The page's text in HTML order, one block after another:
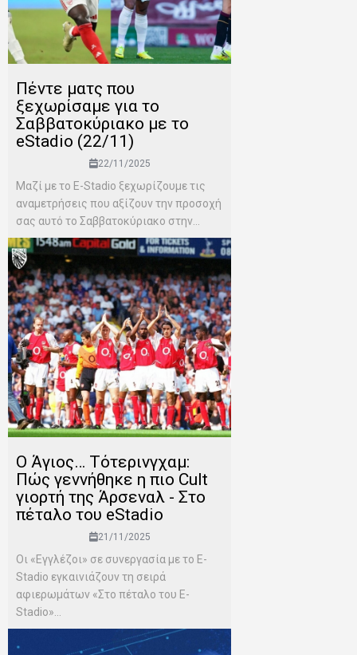
Πέντε ματς που
ξεχωρίσαμε για το
Σαββατοκύριακο με το
eStadio (22/11)
22/11/2025
Μαζί με το E-Stadio ξεχωρίζουμε τις
αναμετρήσεις που αξίζουν την προσοχή
σας αυτό το Σαββατοκύριακο στην...
Ο Άγιος… Τότερινγχαμ:
Πώς γεννήθηκε η πιο Cult
γιορτή της Άρσεναλ - Στο
πέταλο του eStadio
21/11/2025
Οι «Εγγλέζοι» σε συνεργασία με το E-
Stadio εγκαινιάζουν τη σειρά
αφιερωμάτων «Στο πέταλο του E-
Stadio»...